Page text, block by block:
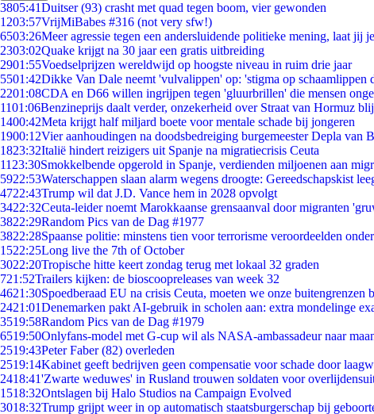
3805:41Duitser (93) crasht met quad tegen boom, vier gewonden
1203:57VrijMiBabes #316 (not very sfw!)
6503:26Meer agressie tegen een andersluidende politieke mening, laat jij
2303:02Quake krijgt na 30 jaar een gratis uitbreiding
2901:55Voedselprijzen wereldwijd op hoogste niveau in ruim drie jaar
5501:42Dikke Van Dale neemt 'vulvalippen' op: 'stigma op schaamlippen
2201:08CDA en D66 willen ingrijpen tegen 'gluurbrillen' die mensen
1101:06Benzineprijs daalt verder, onzekerheid over Straat van Hormuz
1400:42Meta krijgt half miljard boete voor mentale schade bij jongeren
1900:12Vier aanhoudingen na doodsbedreiging burgemeester Depla van
1823:32Italië hindert reizigers uit Spanje na migratiecrisis Ceuta
11 23:30Smokkelbende opgerold in Spanje, verdienden miljoenen aan
5922:53Waterschappen slaan alarm wegens droogte: Gereedschapskist
4722:43Trump wil dat J.D. Vance hem in 2028 opvolgt
3422:32Ceuta-leider noemt Marokkaanse grensaanval door migranten
3822:29Random Pics van de Dag #1977
3822:28Spaanse politie: minstens tien voor terrorisme veroordeelden
1522:25Long live the 7th of October
3022:20Tropische hitte keert zondag terug met lokaal 32 graden
721:52Trailers kijken: de bioscoopreleases van week 32
4621:30Spoedberaad EU na crisis Ceuta, moeten we onze buitengrenzen
2421:01Denemarken pakt AI-gebruik in scholen aan: extra mondelinge
3519:58Random Pics van de Dag #1979
6519:50Onlyfans-model met G-cup wil als NASA-ambassadeur naar
2519:43Peter Faber (82) overleden
2519:14Kabinet geeft bedrijven geen compensatie voor schade door
2418:41'Zwarte weduwes' in Rusland trouwen soldaten voor
1518:32Ontslagen bij Halo Studios na Campaign Evolved
3018:32Trump grijpt weer in op automatisch staatsburgerschap bij